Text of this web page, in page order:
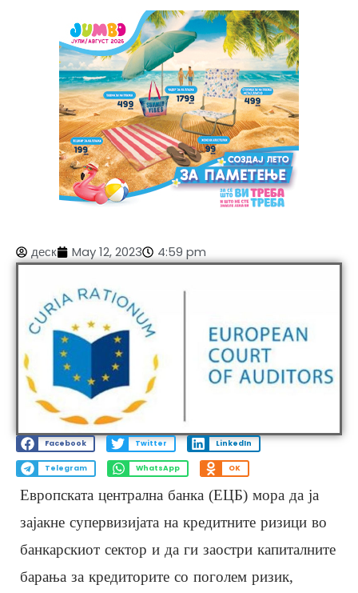
деск May 12, 2023 4:59 pm
Facebook Twitter LinkedIn
Telegram WhatsApp OK
Европската централна банка (ЕЦБ) мора да ја
зајакне супервизијата на кредитните ризици во
банкарскиот сектор и да ги заостри капиталните
барања за кредиторите со поголем ризик,